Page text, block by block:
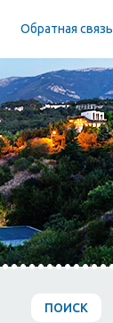
Обратная связь
ПОИСК